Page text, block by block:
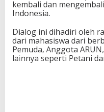
kembali dan
Indonesia.
Dialog ini dihadiri oleh
dari mahasiswa dari
Pemuda, Anggota
lainnya seperti Petani